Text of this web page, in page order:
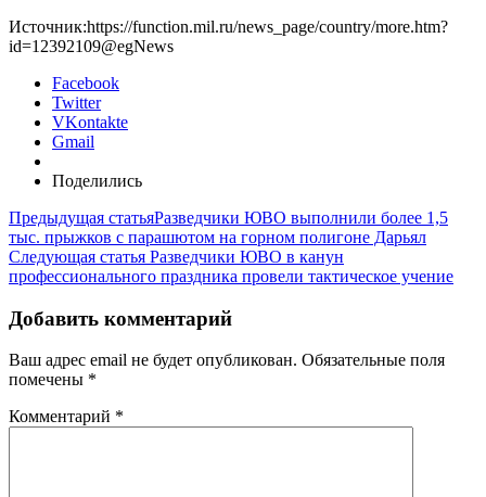
Источник:https://function.mil.ru/news_page/country/more.htm?
id=12392109@egNews
Facebook
Twitter
VKontakte
Gmail
Поделились
Предыдущая статьяРазведчики ЮВО выполнили более 1,5
тыс. прыжков с парашютом на горном полигоне Дарьял
Следующая статья Разведчики ЮВО в канун
профессионального праздника провели тактическое учение
Добавить комментарий
Ваш адрес email не будет опубликован. Обязательные поля
помечены *
Комментарий *